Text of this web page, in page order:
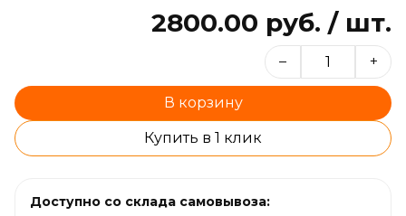
2800.00 руб. / шт.
– +
В корзину
Купить в 1 клик
Доступно со склада самовывоза: